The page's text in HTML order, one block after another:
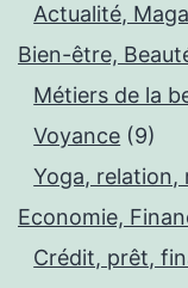
Actualité,
Bien-être,
Métiers de la
Voyance (9)
Yoga, relation,
Economie,
Crédit, prêt,